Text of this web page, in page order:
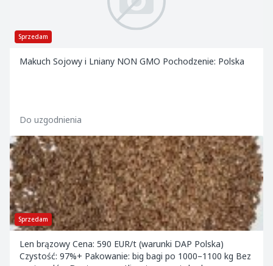
Sprzedam
Makuch Sojowy i Lniany NON GMO Pochodzenie: Polska
Do uzgodnienia
Sprzedam
Len brązowy Cena: 590 EUR/t (warunki DAP Polska)
Czystość: 97%+ Pakowanie: big bagi po 1000–1100 kg Bez